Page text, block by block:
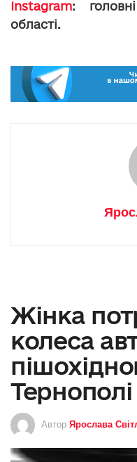
Instagram:
області.
Жінка
колеса
Тернополі
Автор Ярослава